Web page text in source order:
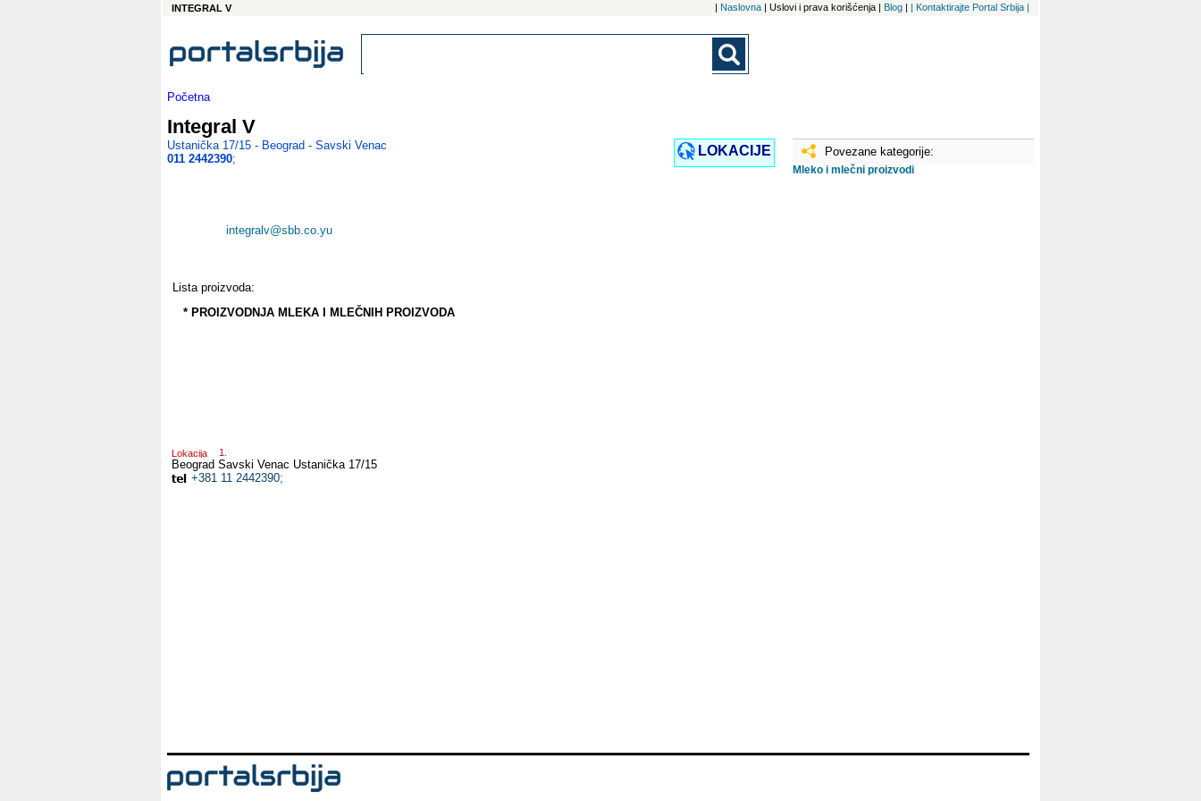
INTEGRAL V | Naslovna | Uslovi i prava korišćenja | Blog | | Kontaktirajte Portal Srbija |
Početna
Integral V
integralv@sbb.co.yu
Lista proizvoda:
* PROIZVODNJA MLEKA I MLEČNIH PROIZVODA
Ustanička 17/15 - Beograd - Savski Venac
011 2442390;
LOKACIJE
Lokacija
Beograd Savski Venac Ustanička 17/15
+381 11 2442390;
Povezane kategorije:
Mleko i mlečni proizvodi